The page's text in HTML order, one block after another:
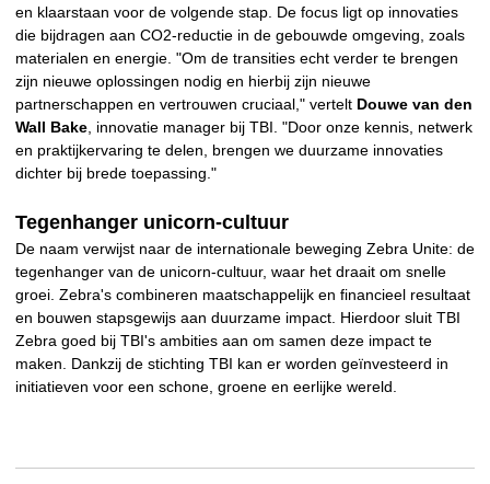
en klaarstaan voor de volgende stap. De focus ligt op innovaties
die bijdragen aan CO2-reductie in de gebouwde omgeving, zoals
materialen en energie. "Om de transities echt verder te brengen
zijn nieuwe oplossingen nodig en hierbij zijn nieuwe
partnerschappen en vertrouwen cruciaal," vertelt Douwe van den
Wall Bake , innovatie manager bij TBI. "Door onze kennis, netwerk
en praktijkervaring te delen, brengen we duurzame innovaties
dichter bij brede toepassing."
Tegenhanger unicorn-cultuur
De naam verwijst naar de internationale beweging Zebra Unite: de
tegenhanger van de unicorn-cultuur, waar het draait om snelle
groei. Zebra's combineren maatschappelijk en financieel resultaat
en bouwen stapsgewijs aan duurzame impact. Hierdoor sluit TBI
Zebra goed bij TBI's ambities aan om samen deze impact te
maken. Dankzij de stichting TBI kan er worden geïnvesteerd in
initiatieven voor een schone, groene en eerlijke wereld.